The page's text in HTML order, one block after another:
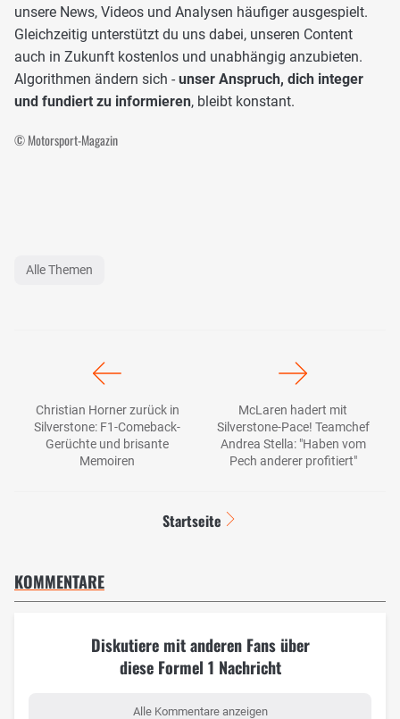
unsere News, Videos und Analysen häufiger ausgespielt.
Gleichzeitig unterstützt du uns dabei, unseren Content
auch in Zukunft kostenlos und unabhängig anzubieten.
Algorithmen ändern sich - unser Anspruch, dich integer
und fundiert zu informieren, bleibt konstant.
© Motorsport-Magazin
Alle Themen
Christian Horner zurück in
Silverstone: F1-Comeback-
Gerüchte und brisante
Memoiren
McLaren hadert mit
Silverstone-Pace! Teamchef
Andrea Stella: "Haben vom
Pech anderer profitiert"
Startseite
KOMMENTARE
Diskutiere mit anderen Fans über
diese Formel 1 Nachricht
Alle Kommentare anzeigen